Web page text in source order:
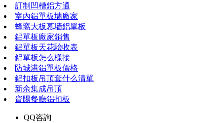
訂制凹槽鋁方通
室內鋁單板墻廠家
蜂窩大板幕墻鋁單板
鋁單板廠家銷售
鋁單板天花驗收表
鋁單板怎么樣接
防城港鋁單板價格
鋁扣板吊頂套什么清單
新余集成吊頂
資陽餐廳鋁扣板
QQ咨詢